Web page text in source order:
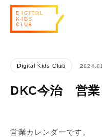
ンテンツに進む
Digital Kids Club
DKC今治 営業
営業カレンダーです。